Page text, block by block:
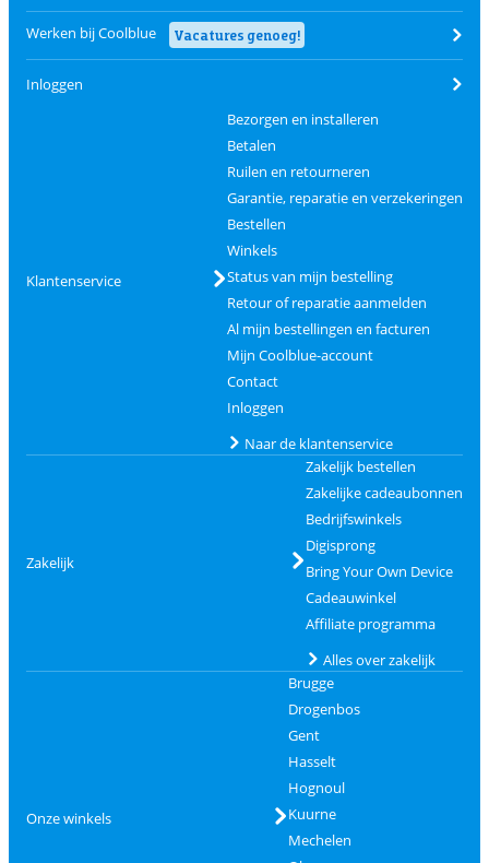
Werken bij Coolblue Vacatures genoeg!
Inloggen
Klantenservice
Bezorgen en installeren
Betalen
Ruilen en retourneren
Garantie, reparatie en verzekeringen
Bestellen
Winkels
Status van mijn bestelling
Retour of reparatie aanmelden
Al mijn bestellingen en facturen
Mijn Coolblue-account
Contact
Inloggen
Naar de klantenservice
Zakelijk
Zakelijk bestellen
Zakelijke cadeaubonnen
Bedrijfswinkels
Digisprong
Bring Your Own Device
Cadeauwinkel
Affiliate programma
Alles over zakelijk
Onze winkels
Brugge
Drogenbos
Gent
Hasselt
Hognoul
Kuurne
Mechelen